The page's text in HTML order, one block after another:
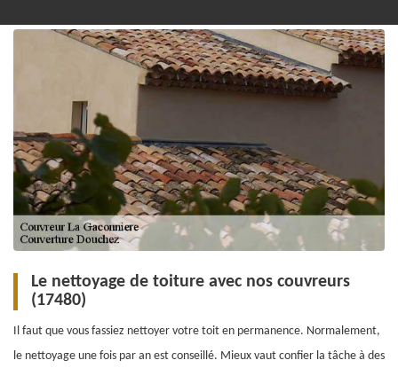
Le nettoyage de toiture avec nos couvreurs
(17480)
Il faut que vous fassiez nettoyer votre toit en permanence. Normalement,
le nettoyage une fois par an est conseillé. Mieux vaut confier la tâche à des